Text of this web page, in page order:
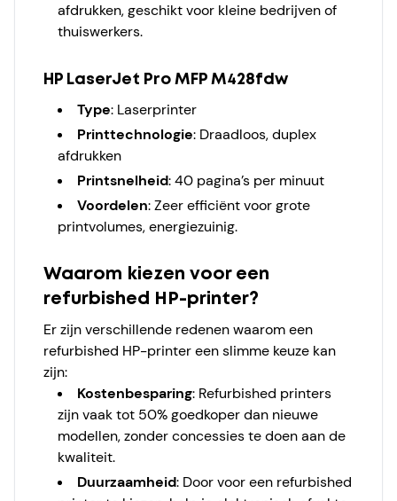
afdrukken, geschikt voor kleine bedrijven of
thuiswerkers.
HP LaserJet Pro MFP M428fdw
Type: Laserprinter
Printtechnologie: Draadloos, duplex
afdrukken
Printsnelheid: 40 pagina’s per minuut
Voordelen: Zeer efficiënt voor grote
printvolumes, energiezuinig.
Waarom kiezen voor een
refurbished HP-printer?
Er zijn verschillende redenen waarom een
refurbished HP-printer een slimme keuze kan
zijn:
Kostenbesparing: Refurbished printers
zijn vaak tot 50% goedkoper dan nieuwe
modellen, zonder concessies te doen aan de
kwaliteit.
Duurzaamheid: Door voor een refurbished